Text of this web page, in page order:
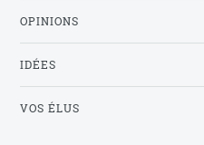
OPINIONS
IDÉES
VOS ÉLUS